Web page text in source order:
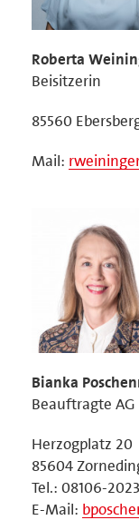
Roberta
Beisitzerin
85560
Mail:
Bianka
Beauftragte AG
Herzogplatz 20
85604
Tel.: 08106-
E-Mail: